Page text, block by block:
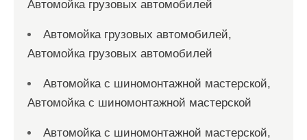
Автомойка грузовых автомобилей
Автомойка грузовых автомобилей,
Автомойка грузовых автомобилей
Автомойка с шиномонтажной мастерской,
Автомойка с шиномонтажной мастерской
Автомойка с шиномонтажной мастерской,